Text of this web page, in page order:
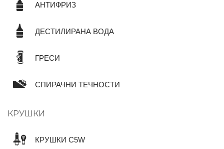
АНТИФРИЗ
ДЕСТИЛИРАНА ВОДА
ГРЕСИ
СПИРАЧНИ ТЕЧНОСТИ
КРУШКИ
КРУШКИ C5W